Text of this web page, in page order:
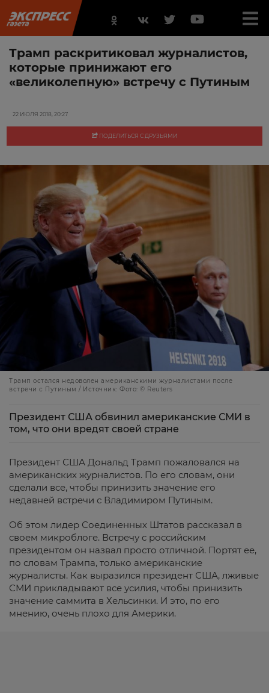
Трамп раскритиковал журналистов,
которые принижают его
«великолепную» встречу с Путиным
22 ИЮЛЯ 2018, 20:27
ПОДЕЛИТЬСЯ С ДРУЗЬЯМИ
Трамп остался недоволен американскими журналистами после
встречи с Путиным / Источник: Фото: © Reuters
Президент США обвинил американские СМИ в
том, что они вредят своей стране
Президент США Дональд Трамп пожаловался на
американских журналистов. По его словам, они
сделали все, чтобы принизить значение его
недавней встречи с Владимиром Путиным.
Об этом лидер Соединенных Штатов рассказал в
своем микроблоге. Встречу с российским
президентом он назвал просто отличной. Портят ее,
по словам Трампа, только американские
журналисты. Как выразился президент США, лживые
СМИ прикладывают все усилия, чтобы принизить
значение саммита в Хельсинки. И это, по его
мнению, очень плохо для Америки.